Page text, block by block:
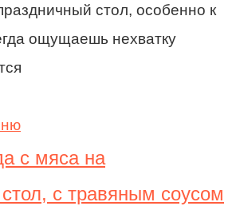
стол, особенно к
ощущаешь нехватку
с мяса на
с травяным соусом